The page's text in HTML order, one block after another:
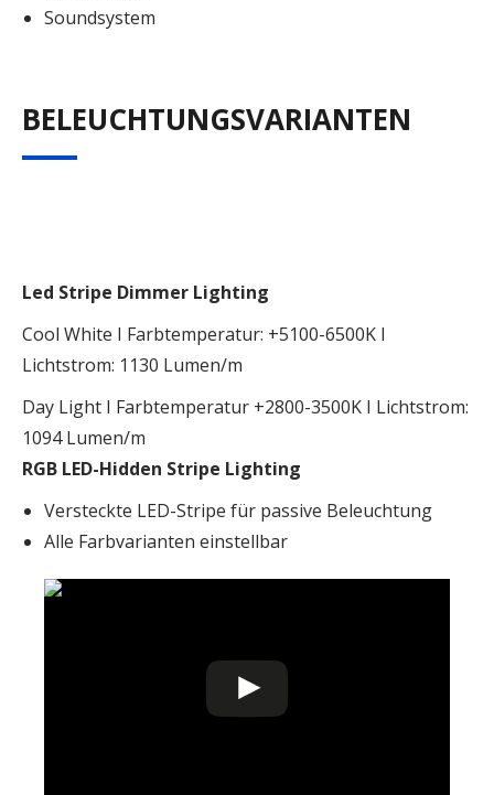
Soundsystem
BELEUCHTUNGSVARIANTEN
Led Stripe Dimmer Lighting
Cool White I Farbtemperatur: +5100-6500K I
Lichtstrom: 1130 Lumen/m
Day Light I Farbtemperatur +2800-3500K I Lichtstrom:
1094 Lumen/m
RGB LED-Hidden Stripe Lighting
Versteckte LED-Stripe für passive Beleuchtung
Alle Farbvarianten einstellbar